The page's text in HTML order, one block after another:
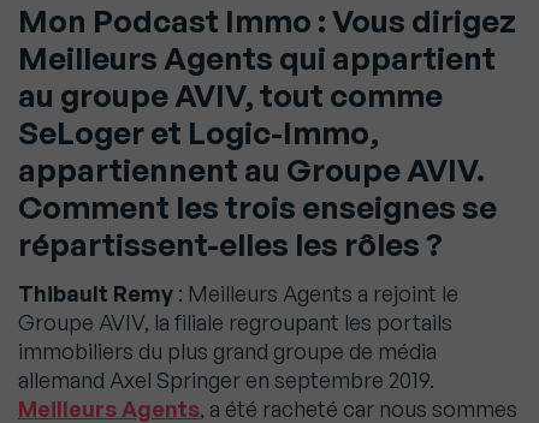
Mon Podcast Immo : Vous dirigez
Meilleurs Agents qui appartient
au groupe AVIV, tout comme
SeLoger et Logic-Immo,
appartiennent au Groupe AVIV.
Comment les trois enseignes se
répartissent-elles les rôles ?
Thibault Remy : Meilleurs Agents a rejoint le
Groupe AVIV, la filiale regroupant les portails
immobiliers du plus grand groupe de média
allemand Axel Springer en septembre 2019.
Meilleurs Agents, a été racheté car nous sommes